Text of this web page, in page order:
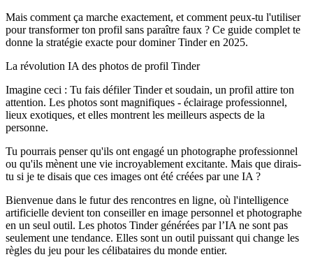
Mais comment ça marche exactement, et comment peux-tu l'utiliser
pour transformer ton profil sans paraître faux ? Ce guide complet te
donne la stratégie exacte pour dominer Tinder en 2025.
La révolution IA des photos de profil Tinder
Imagine ceci : Tu fais défiler Tinder et soudain, un profil attire ton
attention. Les photos sont magnifiques - éclairage professionnel,
lieux exotiques, et elles montrent les meilleurs aspects de la
personne.
Tu pourrais penser qu'ils ont engagé un photographe professionnel
ou qu'ils mènent une vie incroyablement excitante. Mais que dirais-
tu si je te disais que ces images ont été créées par une IA ?
Bienvenue dans le futur des rencontres en ligne, où l'intelligence
artificielle devient ton conseiller en image personnel et photographe
en un seul outil. Les photos Tinder générées par l’IA ne sont pas
seulement une tendance. Elles sont un outil puissant qui change les
règles du jeu pour les célibataires du monde entier.